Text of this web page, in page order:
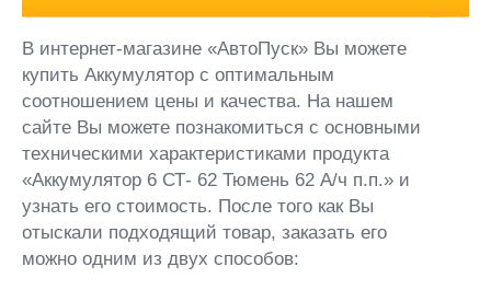
В интернет-магазине «АвтоПуск» Вы можете
купить Аккумулятор с оптимальным
соотношением цены и качества. На нашем
сайте Вы можете познакомиться с основными
техническими характеристиками продукта
«Аккумулятор 6 СТ- 62 Тюмень 62 А/ч п.п.» и
узнать его стоимость. После того как Вы
отыскали подходящий товар, заказать его
можно одним из двух способов: